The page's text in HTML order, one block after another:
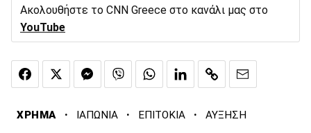
Ακολουθήστε το CNN Greece στο κανάλι μας στο
YouTube
ΧΡΗΜΑ · ΙΑΠΩΝΙΑ · ΕΠΙΤΟΚΙΑ · ΑΥΞΗΣΗ